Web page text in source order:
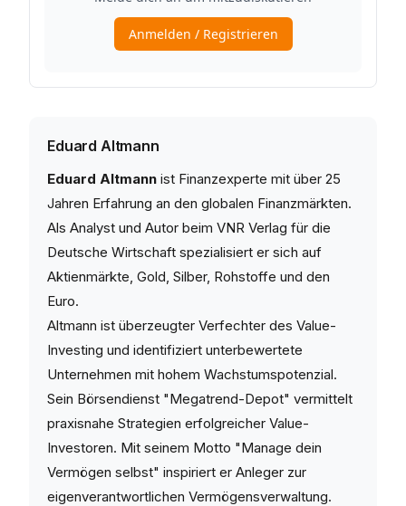
Eduard Altmann
Eduard Altmann ist Finanzexperte mit über 25
Jahren Erfahrung an den globalen Finanzmärkten.
Als Analyst und Autor beim VNR Verlag für die
Deutsche Wirtschaft spezialisiert er sich auf
Aktienmärkte, Gold, Silber, Rohstoffe und den
Euro.
Altmann ist überzeugter Verfechter des Value-
Investing und identifiziert unterbewertete
Unternehmen mit hohem Wachstumspotenzial.
Sein Börsendienst "Megatrend-Depot" vermittelt
praxisnahe Strategien erfolgreicher Value-
Investoren. Mit seinem Motto "Manage dein
Vermögen selbst" inspiriert er Anleger zur
eigenverantwortlichen Vermögensverwaltung.